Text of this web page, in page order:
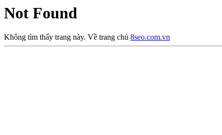
Not Found
Không tìm thấy trang này. Về trang chủ 8seo.com.vn